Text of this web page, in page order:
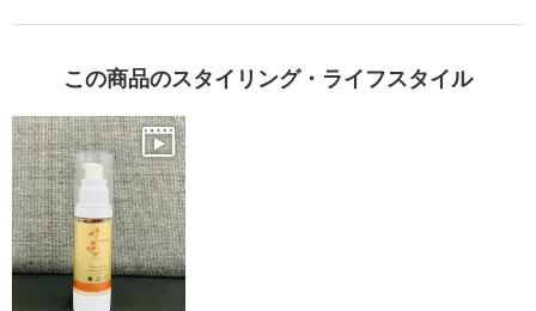
この商品のスタイリング・ライフスタイル